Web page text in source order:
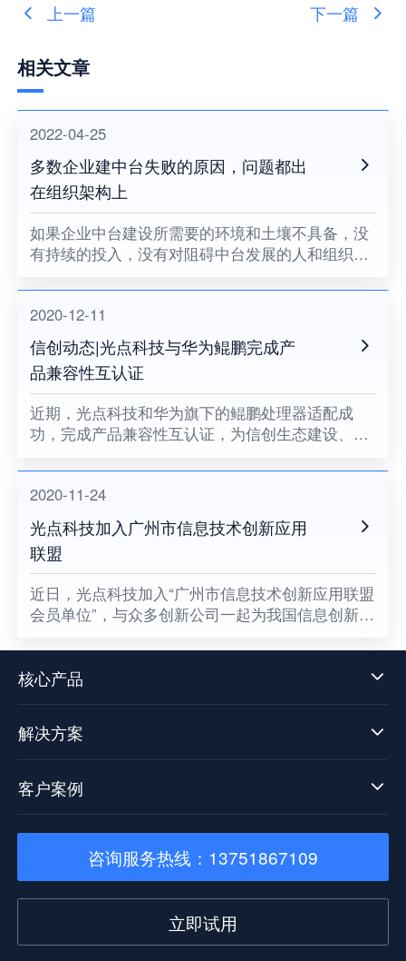
上一篇 下一篇
相关文章
2022-04-25
多数企业建中台失败的原因，问题都出
在组织架构上
如果企业中台建设所需要的环境和土壤不具备，没
有持续的投入，没有对阻碍中台发展的人和组织提
业中台将很难健康地成长。
2020-12-11
信创动态|光点科技与华为鲲鹏完成产
品兼容性互认证
近期，光点科技和华为旗下的鲲鹏处理器适配成
功，完成产品兼容性互认证，为信创生态建设、关
2020-11-24
光点科技加入广州市信息技术创新应用
联盟
​近日，光点科技加入“广州市信息技术创新应用联盟
会员单位”，与众多创新公司一起为我国信息创新发
台技术发展迈向了新阶段。
核心产品
解决方案
客户案例
咨询服务热线：13751867109
立即试用